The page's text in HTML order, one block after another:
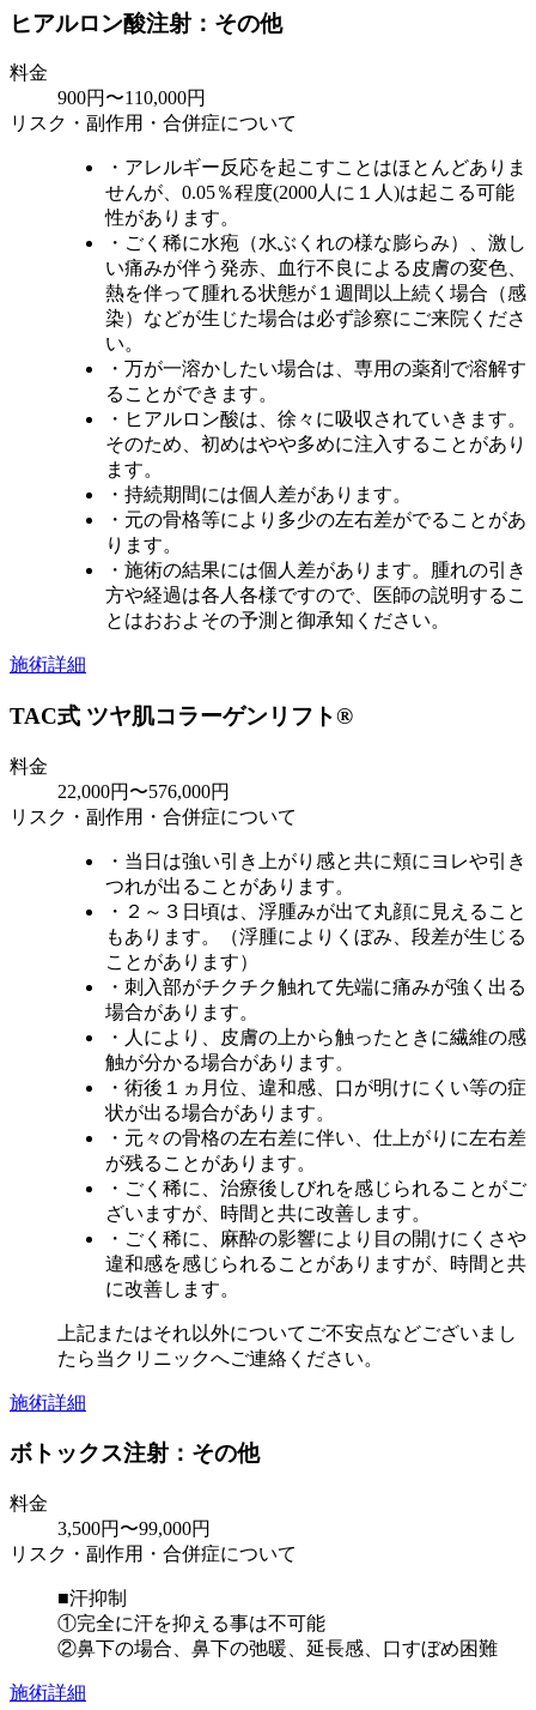
ヒアルロン酸注射：その他
料金
900円〜110,000円
リスク・副作用・合併症について
・アレルギー反応を起こすことはほとんどありま
せんが、0.05％程度(2000人に１人)は起こる可能
性があります。
・ごく稀に水疱（水ぶくれの様な膨らみ）、激し
い痛みが伴う発赤、血行不良による皮膚の変色、
熱を伴って腫れる状態が１週間以上続く場合（感
染）などが生じた場合は必ず診察にご来院くださ
い。
・万が一溶かしたい場合は、専用の薬剤で溶解す
ることができます。
・ヒアルロン酸は、徐々に吸収されていきます。
そのため、初めはやや多めに注入することがあり
ます。
・持続期間には個人差があります。
・元の骨格等により多少の左右差がでることがあ
ります。
・施術の結果には個人差があります。腫れの引き
方や経過は各人各様ですので、医師の説明するこ
とはおおよその予測と御承知ください。
施術詳細
TAC式 ツヤ肌コラーゲンリフト®
料金
22,000円〜576,000円
リスク・副作用・合併症について
・当日は強い引き上がり感と共に頬にヨレや引き
つれが出ることがあります。
・２～３日頃は、浮腫みが出て丸顔に見えること
もあります。（浮腫によりくぼみ、段差が生じる
ことがあります）
・刺入部がチクチク触れて先端に痛みが強く出る
場合があります。
・人により、皮膚の上から触ったときに繊維の感
触が分かる場合があります。
・術後１ヵ月位、違和感、口が明けにくい等の症
状が出る場合があります。
・元々の骨格の左右差に伴い、仕上がりに左右差
が残ることがあります。
・ごく稀に、治療後しびれを感じられることがご
ざいますが、時間と共に改善します。
・ごく稀に、麻酔の影響により目の開けにくさや
違和感を感じられることがありますが、時間と共
に改善します。
上記またはそれ以外についてご不安点などございまし
たら当クリニックへご連絡ください。
施術詳細
ボトックス注射：その他
料金
3,500円〜99,000円
リスク・副作用・合併症について
■汗抑制
①完全に汗を抑える事は不可能
②鼻下の場合、鼻下の弛暖、延長感、口すぼめ困難
施術詳細